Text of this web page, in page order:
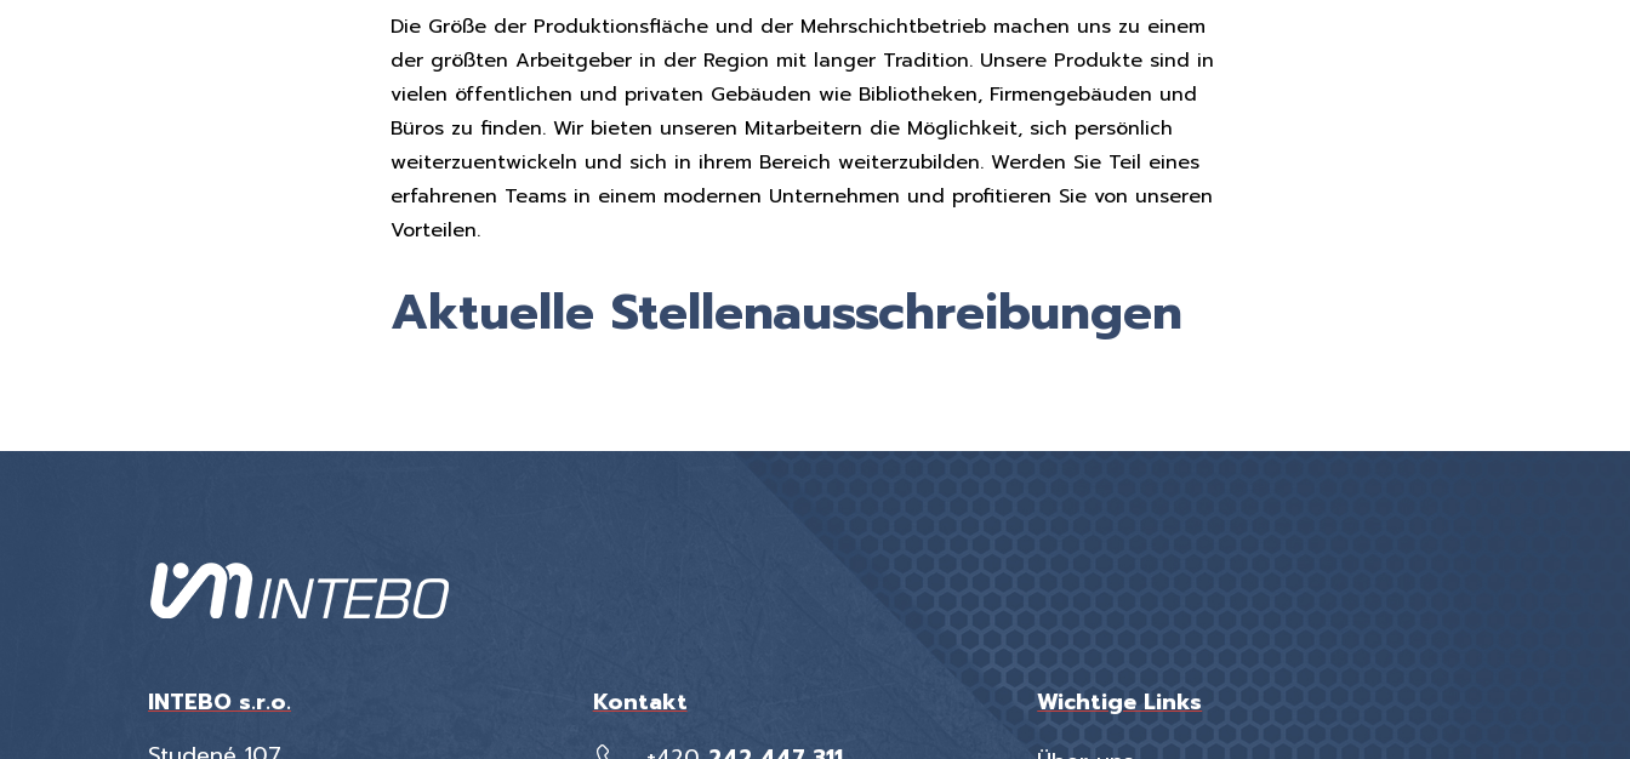
Die Größe der Produktionsfläche und der Mehrschichtbetrieb machen uns zu einem
der größten Arbeitgeber in der Region mit langer Tradition. Unsere Produkte sind in
vielen öffentlichen und privaten Gebäuden wie Bibliotheken, Firmengebäuden und
Büros zu finden. Wir bieten unseren Mitarbeitern die Möglichkeit, sich persönlich
weiterzuentwickeln und sich in ihrem Bereich weiterzubilden. Werden Sie Teil eines
erfahrenen Teams in einem modernen Unternehmen und profitieren Sie von unseren
Vorteilen.
Aktuelle Stellenausschreibungen
INTEBO s.r.o.
Kontakt
Wichtige Links